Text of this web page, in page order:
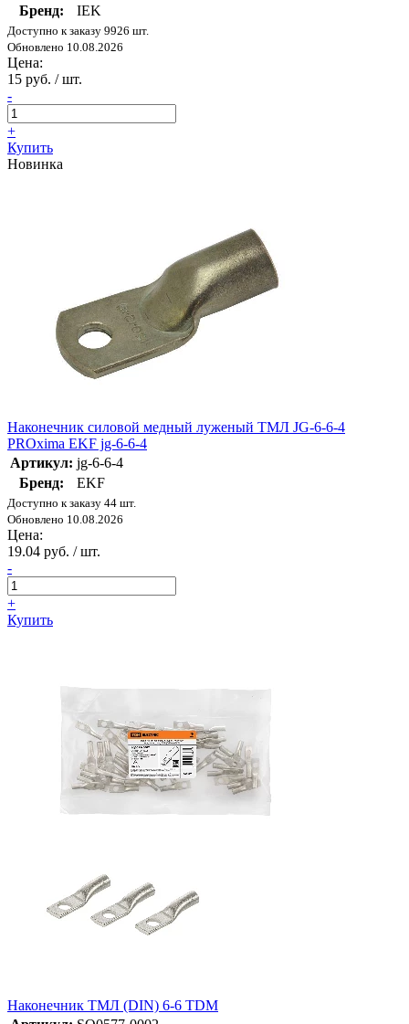
Бренд:
IEK
Доступно к заказу 9926 шт.
Обновлено 10.08.2026
Цена:
15 руб. / шт.
-
+
Купить
Новинка
Наконечник силовой медный луженый ТМЛ JG-6-6-4
PROxima EKF jg-6-6-4
Артикул: jg-6-6-4
Бренд:
EKF
Доступно к заказу 44 шт.
Обновлено 10.08.2026
Цена:
19.04 руб. / шт.
-
+
Купить
Наконечник ТМЛ (DIN) 6-6 TDM